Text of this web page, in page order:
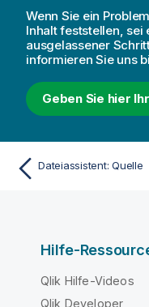
Wenn Sie ein
Inhalt feststellen, sei
ausgelassener
informieren Sie uns
Geben Sie hier
Dateiassistent: Quelle
Hilfe-
Qlik Hilfe-Videos
Qlik Developer